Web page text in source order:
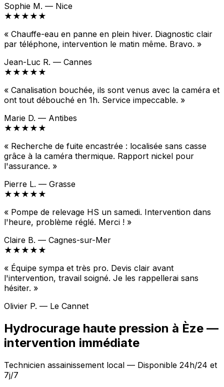
Sophie M. — Nice
★★★★★
« Chauffe-eau en panne en plein hiver. Diagnostic clair
par téléphone, intervention le matin même. Bravo. »
Jean-Luc R. — Cannes
★★★★★
« Canalisation bouchée, ils sont venus avec la caméra et
ont tout débouché en 1h. Service impeccable. »
Marie D. — Antibes
★★★★★
« Recherche de fuite encastrée : localisée sans casse
grâce à la caméra thermique. Rapport nickel pour
l'assurance. »
Pierre L. — Grasse
★★★★★
« Pompe de relevage HS un samedi. Intervention dans
l'heure, problème réglé. Merci ! »
Claire B. — Cagnes-sur-Mer
★★★★★
« Équipe sympa et très pro. Devis clair avant
l'intervention, travail soigné. Je les rappellerai sans
hésiter. »
Olivier P. — Le Cannet
Hydrocurage haute pression à Èze —
intervention immédiate
Technicien assainissement local — Disponible 24h/24 et
7j/7